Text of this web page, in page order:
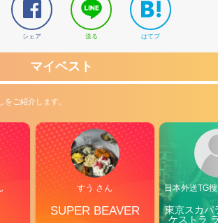
シェア 送る はてブ
マイベスト
をご紹介します。
すう さん
SUPER BEAVER
日本外送TG
東京スカパ
ケストラ